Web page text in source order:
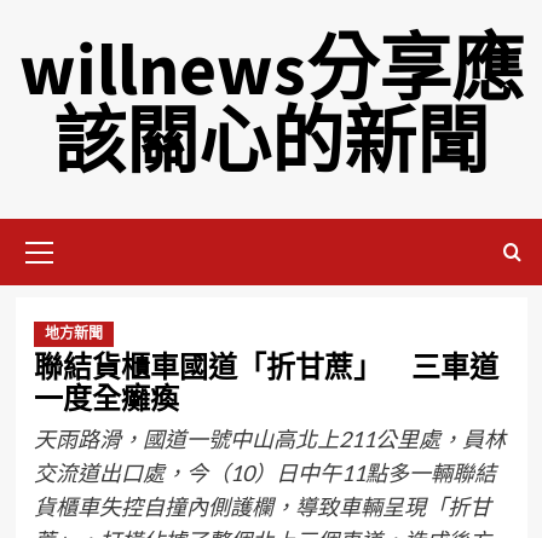
willnews分享應
該關心的新聞
地方新聞
聯結貨櫃車國道「折甘蔗」 三車道
一度全癱瘓
天雨路滑，國道一號中山高北上211公里處，員林
交流道出口處，今（10）日中午11點多一輛聯結
貨櫃車失控自撞內側護欄，導致車輛呈現「折甘